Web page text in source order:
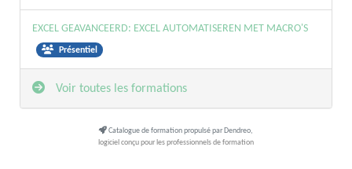
EXCEL GEAVANCEERD: EXCEL AUTOMATISEREN MET MACRO'S
Présentiel
Voir toutes les formations
Catalogue de formation propulsé par Dendreo,
logiciel conçu pour les professionnels de formation